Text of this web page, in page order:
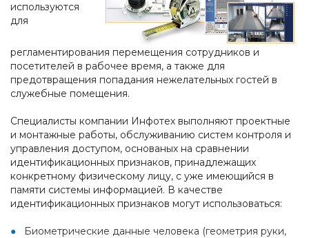
используются
для
регламентирования перемещения сотрудников и
посетителей в рабочее время, а также для
предотвращения попадания нежелательных гостей в
служебные помещения.
Специалисты компании Инфотех выполняют проектные
и монтажные работы, обслуживанию систем контроля и
управления доступом, основаных на сравнении
идентификационных признаков, принадлежащих
конкретному физическому лицу, с уже имеющийся в
памяти системы информацией. В качестве
идентификационных признаков могут использоваться:
Биометрические данные человека (геометрия руки,